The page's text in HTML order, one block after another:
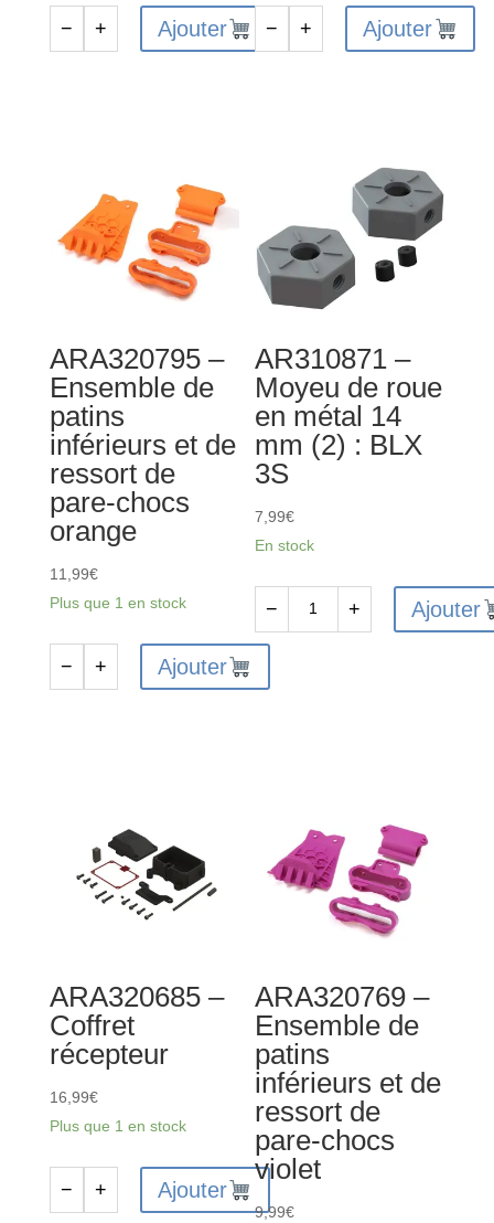
couvercles
de
batterie
− + Ajouter
chocs
MT
− + Ajouter
ARA320795 –
Ensemble de
patins
inférieurs et de
ressort de
pare-chocs
orange
11,99€
Plus que 1 en stock
inférieurs
de
pare-
chocs
− + Ajouter
AR310871 –
Moyeu de roue
en métal 14
mm (2) : BLX
3S
7,99€
En stock
de
métal
14
BLX
3S
− + Ajouter
ARA320685 –
Coffret
récepteur
16,99€
Plus que 1 en stock
− + Ajouter
ARA320769 –
Ensemble de
patins
inférieurs et de
ressort de
pare-chocs
violet
9,99€